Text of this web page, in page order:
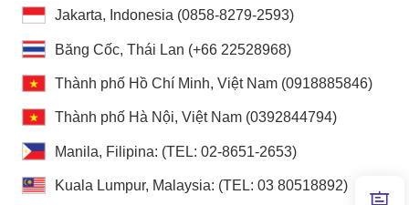
Jakarta, Indonesia (0858-8279-2593)
Băng Cốc, Thái Lan (+66 22528968)
Thành phố Hồ Chí Minh, Việt Nam (0918885846)
Thành phố Hà Nội, Việt Nam (0392844794)
Manila, Filipina: (TEL: 02-8651-2653)
Kuala Lumpur, Malaysia: (TEL: 03 80518892)